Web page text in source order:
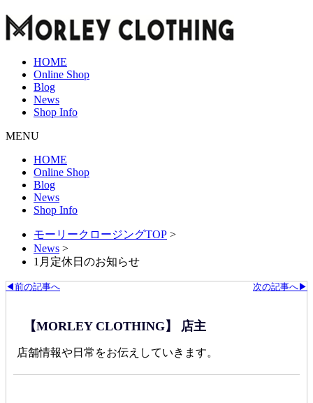
HOME
Online Shop
Blog
News
Shop Info
MENU
HOME
Online Shop
Blog
News
Shop Info
モーリークロージングTOP >
News >
1月定休日のお知らせ
次の記事へ▶
◀前の記事へ
【MORLEY CLOTHING】 店主
店舗情報や日常をお伝えしていきます。